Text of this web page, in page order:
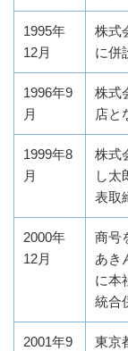
1995年
12月
株式
に併
1996年9
月
株式
店と
1999年8
月
株式
し太
表取
2000年
12月
商号
あき
に本
統合
2001年9
東京